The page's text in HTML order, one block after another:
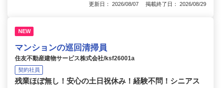
更新日： 2026/08/07 掲載終了日： 2026/08/29
NEW
マンションの巡回清掃員
住友不動産建物サービス株式会社/ksf26001a
契約社員
残業ほぼ無し！安心の土日祝休み！経験不問！シニアス